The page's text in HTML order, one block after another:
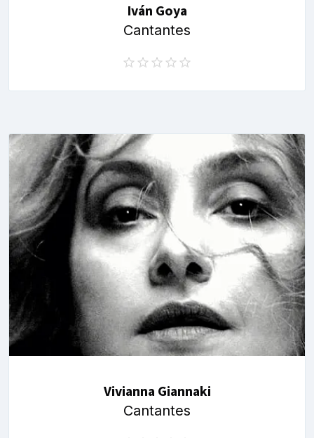
Iván Goya
Cantantes
Vivianna Giannaki
Cantantes